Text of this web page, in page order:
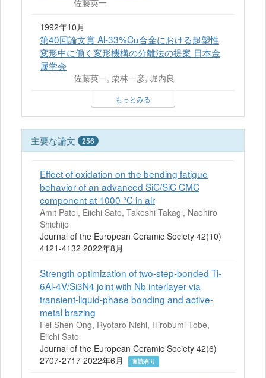
佐藤英一
1992年10月
第40回論文賞 Al-33%Cu合金における超塑性
変形中に働く変形機構の分離法の提案 日本金
属学会
佐藤英一, 栗林一彦, 堀内良
もっとみる
主要な論文 256
Effect of oxidation on the bending fatigue
behavior of an advanced SiC/SiC CMC
component at 1000 °C in air
Amit Patel, Eiichi Sato, Takeshi Takagi, Naohiro
Shichijo
Journal of the European Ceramic Society 42(10)
4121-4132 2022年8月
Strength optimization of two-step-bonded Ti-
6Al-4V/Si3N4 joint with Nb interlayer via
transient-liquid-phase bonding and active-
metal brazing
Fei Shen Ong, Ryotaro Nishi, Hirobumi Tobe,
Eiichi Sato
Journal of the European Ceramic Society 42(6)
2707-2717 2022年6月
査読有り